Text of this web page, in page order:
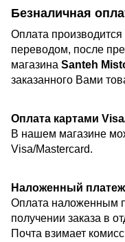
Безналичная
Оплата
переводом, после
магазина Santeh
заказанного Вами
Оплата картами
В нашем магазине
Visa/Mastercard.
Наложенный
Оплата наложенным
получении заказа в
Почта взимает